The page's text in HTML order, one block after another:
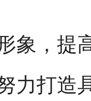
象，提
力打造